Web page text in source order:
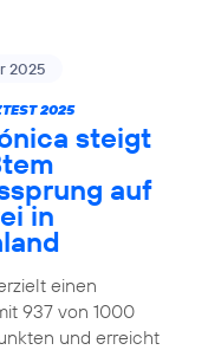
2025
2025
steigt
auf
in
einen
937 von 1000
und erreicht